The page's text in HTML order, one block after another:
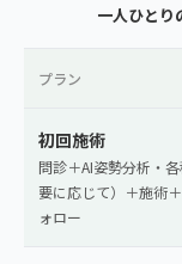
一人ひとり
プラン
初回施術
問診＋AI姿勢分析・
要に応じて）＋施術
ォロー